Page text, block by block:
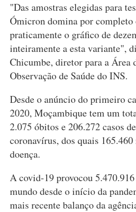
"Das amostras elegidas para
Ómicron domina por completo
praticamente o gráfico de
inteiramente a esta variante",
Chicumbe, diretor para a Área
Observação de Saúde do INS.
Desde o anúncio do primeiro
2020, Moçambique tem um
2.075 óbitos e 206.272 casos
coronavírus, dos quais 165.460
doença.
A covid-19 provocou
mundo desde o início da
mais recente balanço da